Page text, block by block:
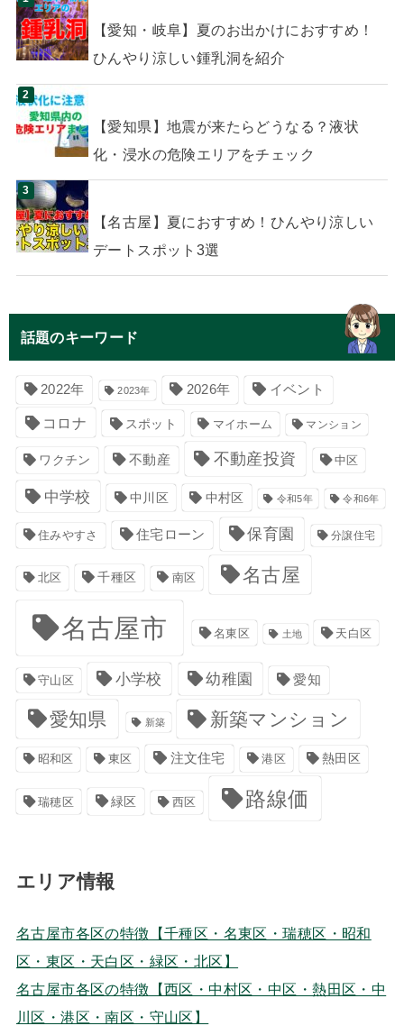
【愛知・岐阜】夏のお出かけにおすすめ！
ひんやり涼しい鍾乳洞を紹介
【愛知県】地震が来たらどうなる？液状
化・浸水の危険エリアをチェック
【名古屋】夏におすすめ！ひんやり涼しい
デートスポット3選
話題のキーワード
2022年 2023年 2026年 イベント
コロナ スポット マイホーム マンション
ワクチン 不動産 不動産投資 中区
中学校 中川区 中村区 令和5年 令和6年
住みやすさ 住宅ローン 保育園 分譲住宅
北区 千種区 南区 名古屋
名古屋市 名東区 土地 天白区
守山区 小学校 幼稚園 愛知
愛知県 新築 新築マンション
昭和区 東区 注文住宅 港区 熱田区
瑞穂区 緑区 西区 路線価
エリア情報
名古屋市各区の特徴【千種区・名東区・瑞穂区・昭和
区・東区・天白区・緑区・北区】
名古屋市各区の特徴【西区・中村区・中区・熱田区・中
川区・港区・南区・守山区】